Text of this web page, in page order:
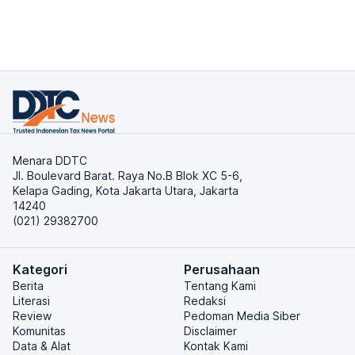
Menara DDTC
Jl. Boulevard Barat. Raya No.B Blok XC 5-6,
Kelapa Gading, Kota Jakarta Utara, Jakarta
14240
(021) 29382700
Kategori
Berita
Literasi
Review
Komunitas
Data & Alat
Perusahaan
Tentang Kami
Redaksi
Pedoman Media Siber
Disclaimer
Kontak Kami